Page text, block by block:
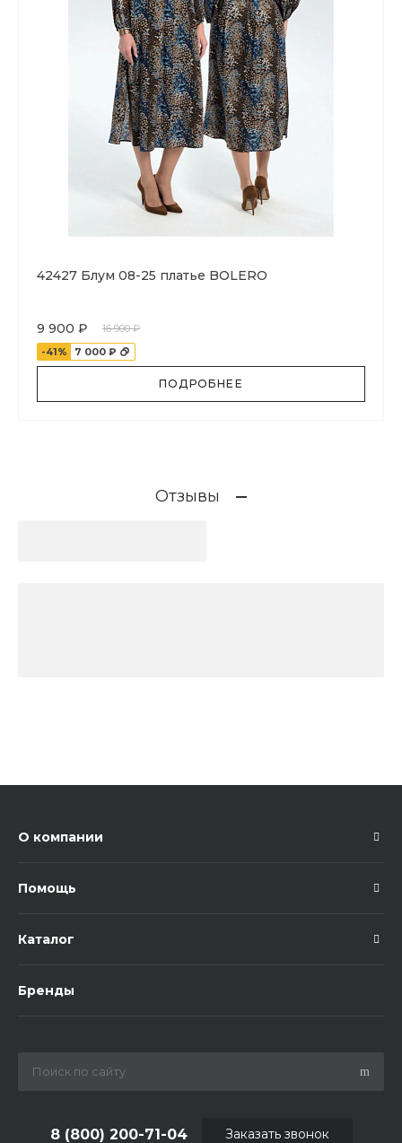
42427 Блум 08-25 платье BOLERO
9 900 ₽
16 900 ₽
-41%
7 000 ₽
ПОДРОБНЕЕ
Отзывы
О компании
Помощь
Каталог
Бренды
8 (800) 200-71-04 Заказать звонок